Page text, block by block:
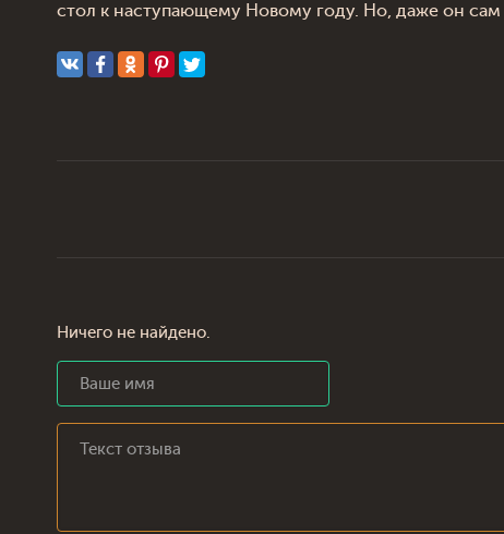
стол к наступающему Новому году. Но, даже он сам
Ничего не найдено.